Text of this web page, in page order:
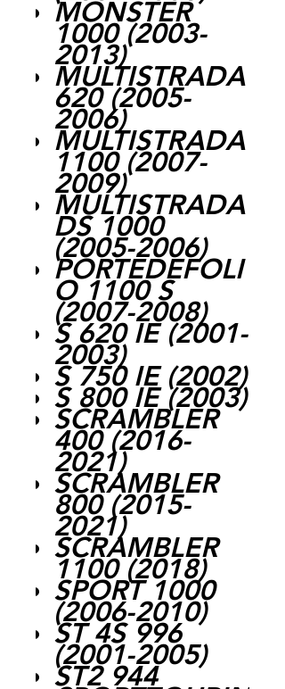
MONSTER
1000 (2003-
2013)
MULTISTRADA
620 (2005-
2006)
MULTISTRADA
1100 (2007-
2009)
MULTISTRADA
DS 1000
(2005-2006)
PORTEDEFOLI
O 1100 S
(2007-2008)
S 620 IE (2001-
2003)
S 750 IE (2002)
S 800 IE (2003)
SCRAMBLER
400 (2016-
2021)
SCRAMBLER
800 (2015-
2021)
SCRAMBLER
1100 (2018)
SPORT 1000
(2006-2010)
ST 4S 996
(2001-2005)
ST2 944